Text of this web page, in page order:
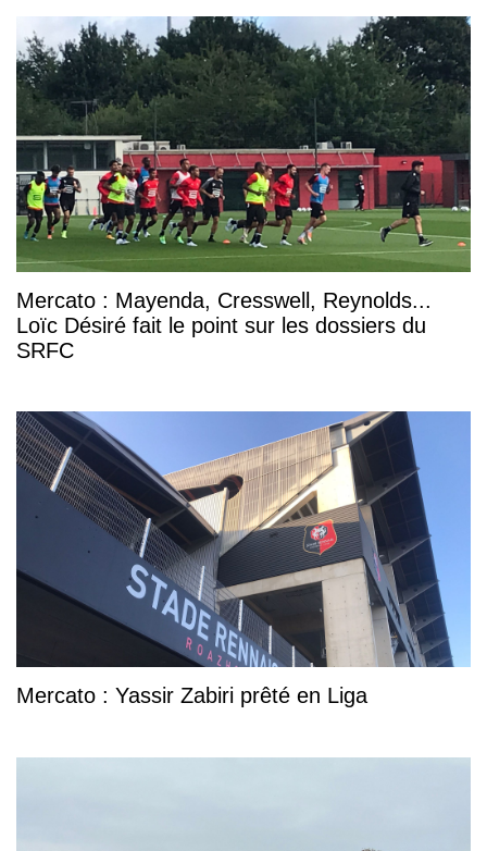
Mercato : Mayenda, Cresswell, Reynolds...
Loïc Désiré fait le point sur les dossiers du
SRFC
Mercato : Yassir Zabiri prêté en Liga